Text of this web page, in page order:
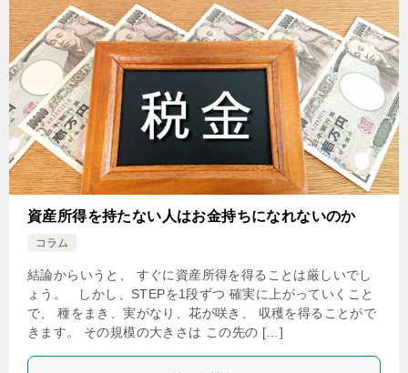
資産所得を持たない人はお金持ちになれないのか
コラム
結論からいうと、 すぐに資産所得を得ることは厳しいでし
ょう。 しかし、STEPを1段ずつ 確実に上がっていくこと
で、 種をまき、実がなり、花が咲き、 収穫を得ることがで
きます。 その規模の大きさは この先の […]